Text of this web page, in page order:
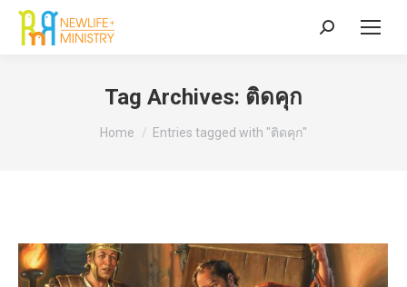
Search:
Tag Archives: ติดคุก
You are here:
Home Entries tagged with "ติดคุก"